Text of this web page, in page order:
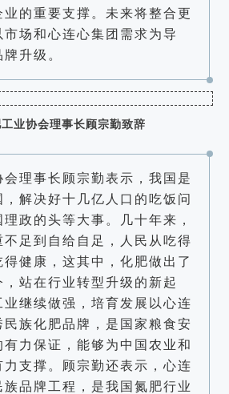
业的重要支撑。未来将整合更
市场和心连心集团需求为导
升级。
业协会理事长顾宗勤致辞
会理事长顾宗勤表示，我国是
，解决好十几亿人口的吃饭问
政的头等大事。几十年来，
足到自给自足，人民从吃得
健康，这其中，化肥做出了
，站在行业转型升级的新起
业继续做强，培育发展以心连
族化肥品牌，是国家粮食安
力保证，能够为中国农业和
力支撑。顾宗勤还表示，心连
品牌工程，是我国氮肥行业